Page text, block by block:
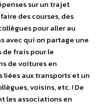
sur un trajet
des courses, des
pour aller au
avec qui on partage une
frais pour le
de voitures en
aux transports et un
voisins, etc. ! De
les associations en